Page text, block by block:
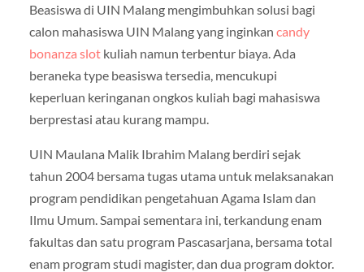
Beasiswa di UIN Malang mengimbuhkan solusi bagi
calon mahasiswa UIN Malang yang inginkan candy
bonanza slotkuliah namun terbentur biaya. Ada
beraneka type beasiswa tersedia, mencukupi
keperluan keringanan ongkos kuliah bagi mahasiswa
berprestasi atau kurang mampu.
UIN Maulana Malik Ibrahim Malang berdiri sejak
tahun 2004 bersama tugas utama untuk melaksanakan
program pendidikan pengetahuan Agama Islam dan
Ilmu Umum. Sampai sementara ini, terkandung enam
fakultas dan satu program Pascasarjana, bersama total
enam program studi magister, dan dua program doktor.